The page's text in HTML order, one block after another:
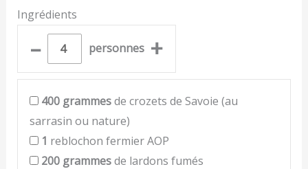
Ingrédients
– personnes +
400 grammesde crozets de Savoie (au
sarrasin ou nature)
1 reblochon fermier AOP
200 grammesde lardons fumés